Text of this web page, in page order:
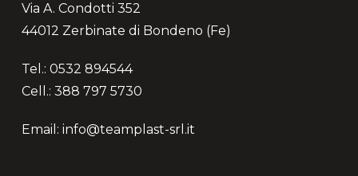
Via A. Condotti 352
44012 Zerbinate di Bondeno (Fe)
Tel.: 0532 894544
Cell.: 388 797 5730
Email: info@teamplast-srl.it